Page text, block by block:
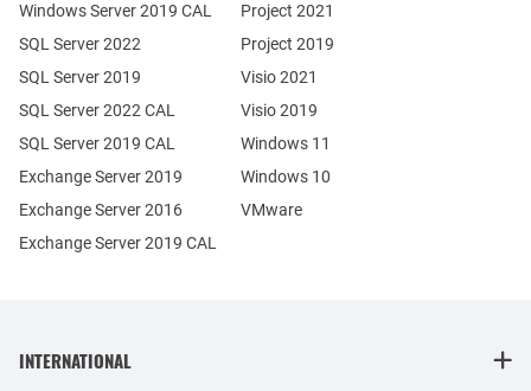
Exchange Server 2019
Exchange Server 2016
SQL Server 2022
SQL Server 2019
Windows Server 2019 CAL
SQL Server 2022 CAL
SQL Server 2019 CAL
Exchange Server 2019 CAL
Project 2021
Project 2019
Visio 2021
Visio 2019
Windows 11
Windows 10
VMware
INTERNATIONAL